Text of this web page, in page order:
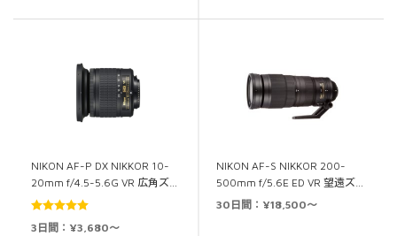
NIKON AF-P DX NIKKOR 10-
20mm f/4.5-5.6G VR 広角ズ…
5段階中
3日間：¥3,680～
NIKON AF-S NIKKOR 200-
500mm f/5.6E ED VR 望遠ズ…
30日間：¥18,500～